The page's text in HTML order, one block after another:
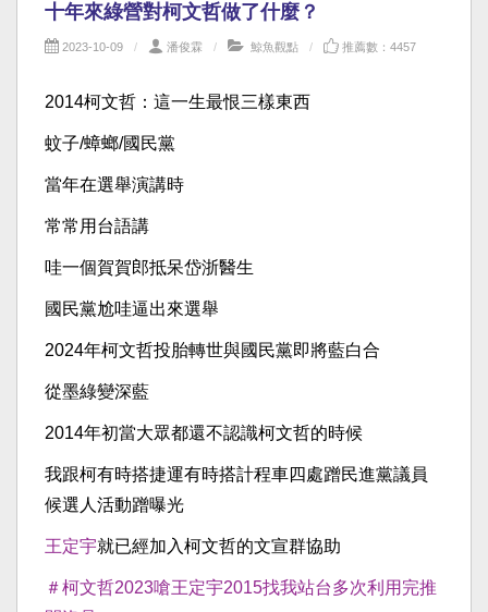
十年來綠營對柯文哲做了什麼？
2023-10-09 潘俊霖 鯨魚觀點 推薦數：4457
2014柯文哲：這一生最恨三樣東西
蚊子/蟑螂/國民黨
當年在選舉演講時
常常用台語講
哇一個賀賀郎抵呆岱浙醫生
國民黨尬哇逼出來選舉
2024年柯文哲投胎轉世與國民黨即將藍白合
從墨綠變深藍
2014年初當大眾都還不認識柯文哲的時候
我跟柯有時搭捷運有時搭計程車四處蹭民進黨議員
候選人活動蹭曝光
王定宇就已經加入柯文哲的文宣群協助
＃柯文哲2023嗆王定宇2015找我站台多次利用完推